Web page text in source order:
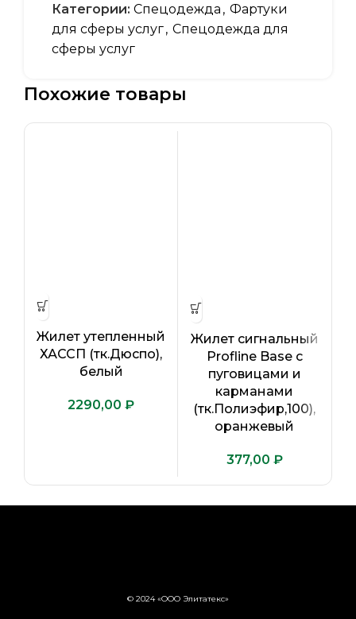
Категории: Спецодежда , Фартуки
для сферы услуг, Спецодежда для
сферы услуг
Похожие товары
Жилет утепленный
ХАССП (тк.Дюспо),
белый
₽
Жилет сигнальный
Profline Base с
пуговицами и
карманами
(тк.Полиэфир,100),
оранжевый
₽
© 2024 «ООО Элитатекс»